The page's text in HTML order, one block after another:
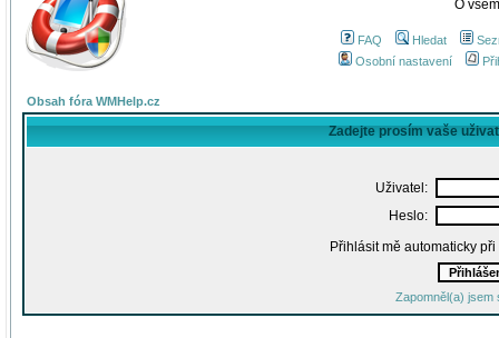
O
FAQ Hledat
Osobní nastavení
Obsah fóra WMHelp.cz
Zadejte prosím vaše
Uživatel:
Heslo:
Přihlásit mě automaticky
Zapomněl(a) jsem